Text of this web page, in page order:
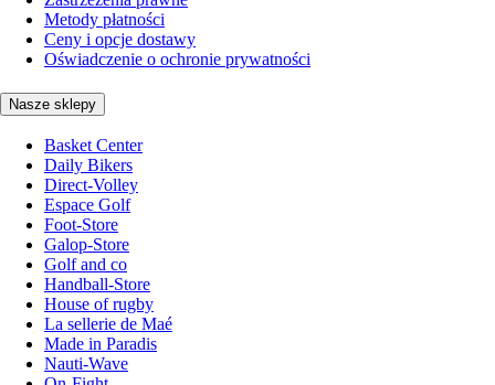
Metody płatności
Ceny i opcje dostawy
Oświadczenie o ochronie prywatności
Nasze sklepy
Basket Center
Daily Bikers
Direct-Volley
Espace Golf
Foot-Store
Galop-Store
Golf and co
Handball-Store
House of rugby
La sellerie de Maé
Made in Paradis
Nauti-Wave